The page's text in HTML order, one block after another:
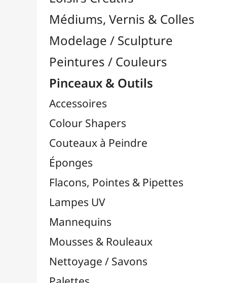
Lampes UV
Mannequins
Nettoyage / Savons
Palettes
Pinceaux

Lots & Sets de Pinceaux
Pinceaux Par Marques
Pinceaux Poils Naturels
Pinceaux Poils Synthétiques
Pinceaux pour Acrylique
Pinceaux pour Aquarelle
Pinceaux pour Calligraphie
Pinceaux pour Gouache
Pinceaux pour Huile
Pinceaux Réservoir
Rangement
Récipients